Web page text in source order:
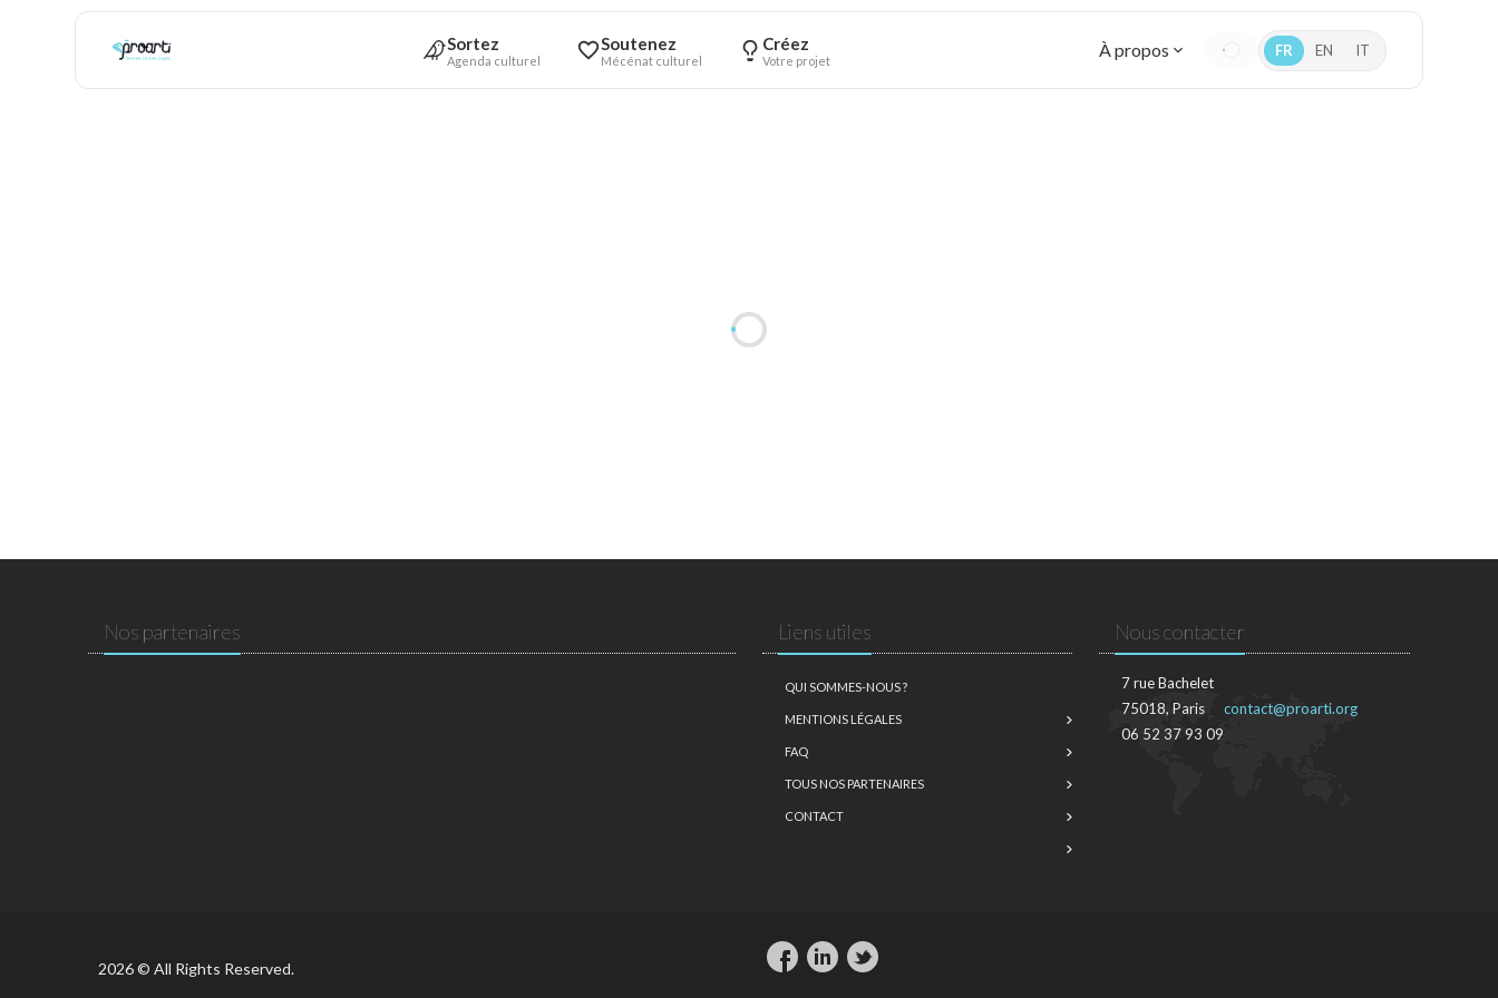
Sortez
Agenda culturel
Soutenez
Mécénat culturel
Créez
Votre projet À propos FR EN IT
Nos partenaires Liens utiles
QUI SOMMES-NOUS ?
MENTIONS LÉGALES
FAQ
TOUS NOS PARTENAIRES
CONTACT
Nous contacter
7 rue Bachelet
75018, Paris
06 52 37 93 09
contact@proarti.org
2026 © All Rights Reserved.